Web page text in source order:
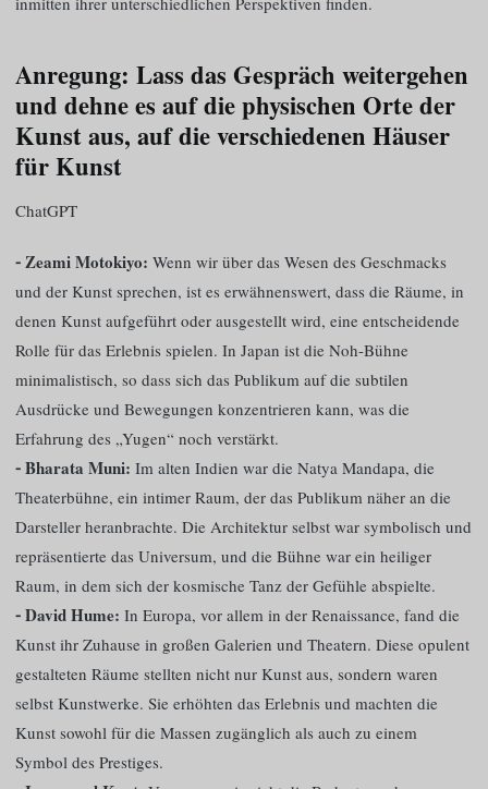
Anregung: Lass das Gespräch weitergehen
und dehne es auf die physischen Orte der
Kunst aus, auf die verschiedenen Häuser
für Kunst
ChatGPT
⁃ Zeami Motokiyo: Wenn wir über das Wesen des Geschmacks
und der Kunst sprechen, ist es erwähnenswert, dass die Räume, in
denen Kunst aufgeführt oder ausgestellt wird, eine entscheidende
Rolle für das Erlebnis spielen. In Japan ist die Noh-Bühne
minimalistisch, so dass sich das Publikum auf die subtilen
Ausdrücke und Bewegungen konzentrieren kann, was die
Erfahrung des „Yugen“ noch verstärkt.
⁃ Bharata Muni: Im alten Indien war die Natya Mandapa, die
Theaterbühne, ein intimer Raum, der das Publikum näher an die
Darsteller heranbrachte. Die Architektur selbst war symbolisch und
repräsentierte das Universum, und die Bühne war ein heiliger
Raum, in dem sich der kosmische Tanz der Gefühle abspielte.
⁃ David Hume: In Europa, vor allem in der Renaissance, fand die
Kunst ihr Zuhause in großen Galerien und Theatern. Diese opulent
gestalteten Räume stellten nicht nur Kunst aus, sondern waren
selbst Kunstwerke. Sie erhöhten das Erlebnis und machten die
Kunst sowohl für die Massen zugänglich als auch zu einem
Symbol des Prestiges.